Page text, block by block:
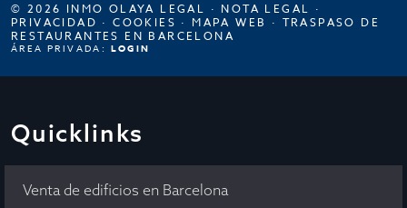
© 2026 INMO OLAYA LEGAL · NOTA LEGAL ·
PRIVACIDAD ·COOKIES · MAPA WEB · TRASPASO DE
RESTAURANTES EN BARCELONA
ÁREA PRIVADA: LOGIN
Quicklinks
Venta de edificios en Barcelona